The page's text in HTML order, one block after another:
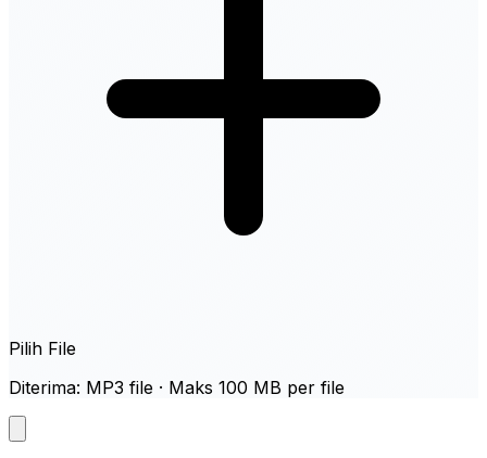
Pilih File
Diterima: MP3 file · Maks 100 MB per file